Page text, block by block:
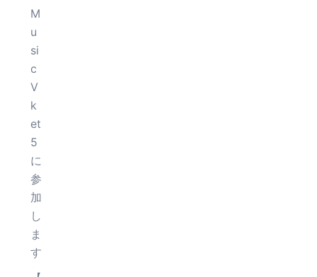
M
u
si
c
V
k
et
5
に
参
加
し
ま
す